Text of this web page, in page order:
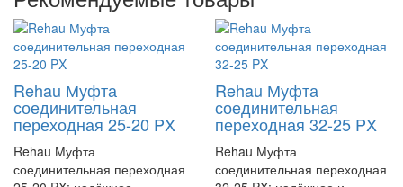
надёжности!
Муфта соединительная переходная 50-40 MX, REHAU
Rehau Муфта
соединительная
переходная 25-20 PX
Rehau Муфта
соединительная переходная
Rehau Муфта
соединительная
переходная 32-25 PX
Rehau Муфта
соединительная переходная